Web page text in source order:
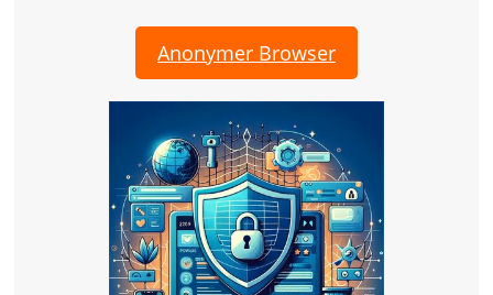
Anonymer Browser